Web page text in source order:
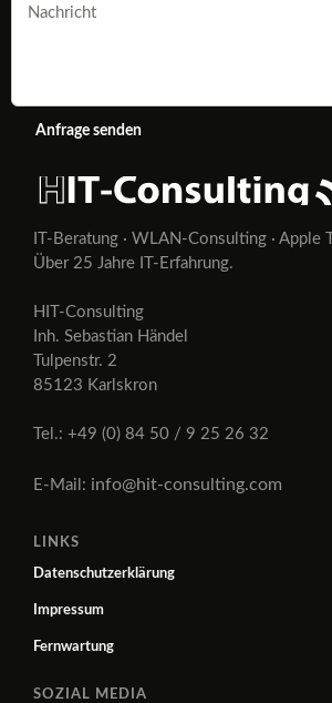
Anfrage senden
IT-Beratung · WLAN-Consulting · Apple
Über 25 Jahre IT-Erfahrung.
HIT-Consulting
Inh. Sebastian Händel
Tulpenstr. 2
85123 Karlskron
Tel.: +49 (0) 84 50 / 9 25 26 32
E-Mail: info@hit-consulting.com
LINKS
Datenschutzerklärung
Impressum
Fernwartung
SOZIAL MEDIA